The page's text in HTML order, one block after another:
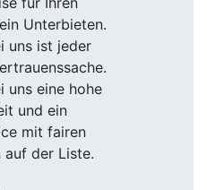
Unterbieten.
uns ist jeder
uns eine hohe
und ein
mit fairen
auf der Liste.